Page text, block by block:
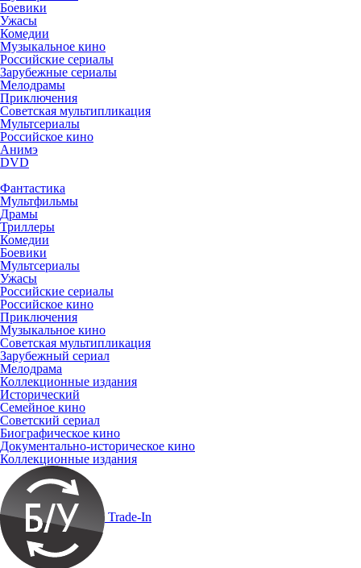
Боевики
Ужасы
Комедии
Музыкальное кино
Российские сериалы
Зарубежные сериалы
Мелодрамы
Приключения
Советская мультипликация
Мультсериалы
Российское кино
Анимэ
DVD
Фантастика
Мультфильмы
Драмы
Триллеры
Комедии
Боевики
Мультсериалы
Ужасы
Российские сериалы
Российское кино
Приключения
Музыкальное кино
Советская мультипликация
Зарубежный сериал
Мелодрама
Коллекционные издания
Исторический
Семейное кино
Советский сериал
Биографическое кино
Документально-историческое кино
Коллекционные издания
Trade-In